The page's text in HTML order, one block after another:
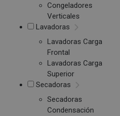
Congeladores
Verticales
Lavadoras
Lavadoras Carga
Frontal
Lavadoras Carga
Superior
Secadoras
Secadoras
Condensación